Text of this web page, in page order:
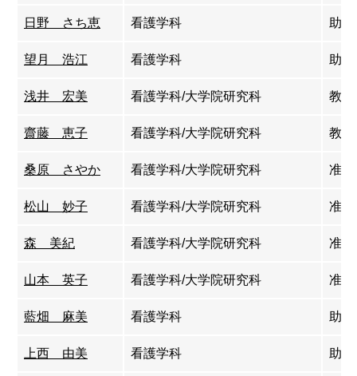
日野 さち恵 看護学科 助教
望月 浩江 看護学科 助教
浅井 宏美 看護学科/大学院研究科 教授
齋藤 恵子 看護学科/大学院研究科 教授
桑原 さやか 看護学科/大学院研究科 准教
松山 妙子 看護学科/大学院研究科 准教
森 美紀 看護学科/大学院研究科 准教
山本 英子 看護学科/大学院研究科 准教
藍畑 麻美 看護学科 助教
上西 由美 看護学科 助教